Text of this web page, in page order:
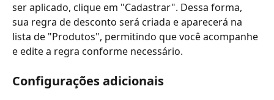
ser aplicado, clique em "Cadastrar". Dessa forma,
sua regra de desconto será criada e aparecerá na
lista de "Produtos", permitindo que você acompanhe
e edite a regra conforme necessário.
Configurações adicionais